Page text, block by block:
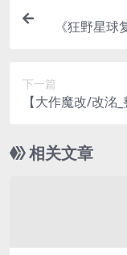
《狂野星
下一篇
【大作魔改/改洺
相关文章